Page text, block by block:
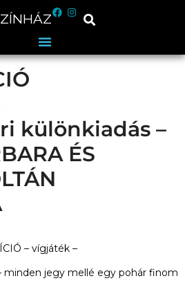
különkiadás –
ÉS
– vígjáték –
minden jegy mellé egy pohár finom